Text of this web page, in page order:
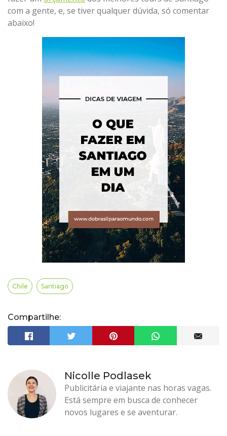
com a gente, e, se tiver qualquer dúvida, só comentar
abaixo!
Chile Santiago
Compartilhe:
Nicolle Podlasek
Publicitária e viajante nas horas vagas.
Está sempre em busca de conhecer
novos lugares e se aventurar.